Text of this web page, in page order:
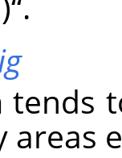
tends
areas